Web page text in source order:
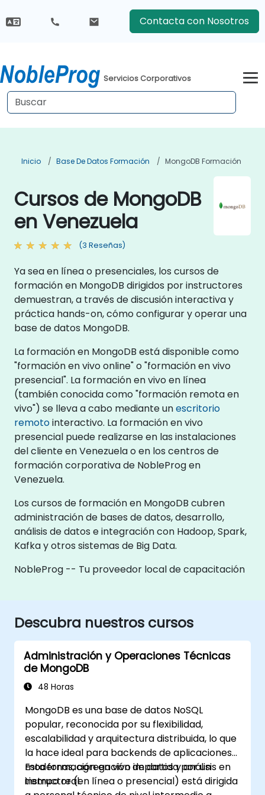
Contacta con Nosotros
Servicios Corporativos
Inicio Base De Datos Formación MongoDB Formación
Cursos de MongoDB
en Venezuela
(3 Reseñas)
Ya sea en línea o presenciales, los cursos de
formación en MongoDB dirigidos por instructores
demuestran, a través de discusión interactiva y
práctica hands-on, cómo configurar y operar una
base de datos MongoDB.
La formación en MongoDB está disponible como
"formación en vivo online" o "formación en vivo
presencial". La formación en vivo en línea
(también conocida como "formación remota en
vivo") se lleva a cabo mediante unescritorio
remotointeractivo. La formación en vivo
presencial puede realizarse en las instalaciones
del cliente en Venezuela o en los centros de
formación corporativa de NobleProg en
Venezuela.
Los cursos de formación en MongoDB cubren
administración de bases de datos, desarrollo,
análisis de datos e integración con Hadoop, Spark,
Kafka y otros sistemas de Big Data.
NobleProg -- Tu proveedor local de capacitación
Descubra nuestros cursos
Administración y Operaciones Técnicas
de MongoDB
48 Horas
MongoDB es una base de datos NoSQL
popular, reconocida por su flexibilidad,
escalabilidad y arquitectura distribuida, lo que
la hace ideal para backends de aplicaciones
modernas, agregación de datos y análisis en
tiempo real.
Esta formación en vivo impartida por un
instructor (en línea o presencial) está dirigida